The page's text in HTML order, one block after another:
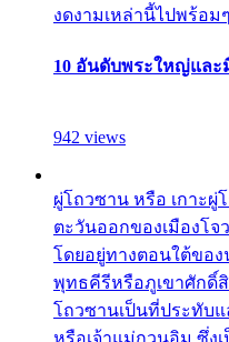
งดงามเหล่านี้ไปพร้อม
10 อันดับพระใหญ่และ
942 views
ผู่โถวซาน หรือ เกาะผู่
ตะวันออกของเมืองโจ
โดยอยู่ทางตอนใต้ของ
พุทธคีรีหรือภูเขาศักดิ์
โถวซานเป็นที่ประทับ
หรือเจ้าแม่กวนอิม ซึ่ง